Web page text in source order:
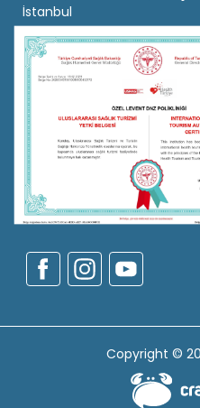
İstanbul
Copyright ©